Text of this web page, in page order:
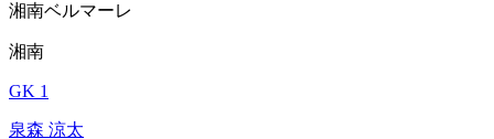
湘南ベルマーレ
湘南
GK 1
泉森 涼太